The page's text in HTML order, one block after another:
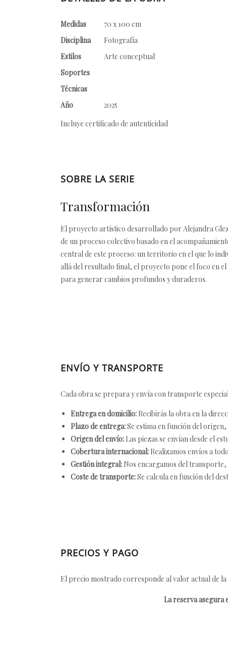
Medidas
70 x 100 cm
Disciplina
Fotografía
Estilos
Arte conceptual
Soportes
Técnicas
Año
2025
Incluye certificado de autenticidad
SOBRE LA SERIE
Transformación
El proyecto artístico desarrollado por Alejandra
de un proceso colectivo basado en el
central de este proceso: un territorio en el que lo
allá del resultado final, el proyecto pone el foco en
para generar cambios profundos y duraderos.
ENVÍO Y TRANSPORTE
Cada obra se prepara y envía con transporte
Entrega en domicilio: Recibirás la obra en la
Plazo de entrega:Se estima en función del
Origen del envío: Las piezas se envían desde el
Cobertura internacional: Realizamos envíos a
Gestión integral: Nos encargamos del transporte,
Coste de transporte:Se calcula en función del
PRECIOS Y PAGO
El precio mostrado corresponde al valor actual de
La reserva asegura